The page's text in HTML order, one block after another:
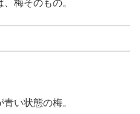
梅そのもの。
い状態の梅。